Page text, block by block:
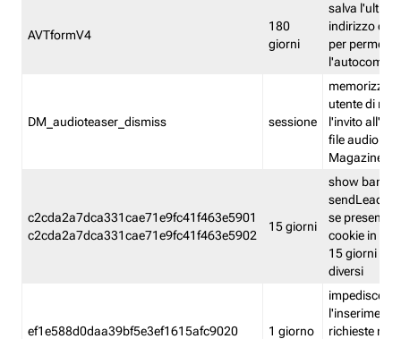
AVTformV4
180
giorni
salva l'ultimo
indirizzo di
per
DM_audioteaser_dismiss sessione
memorizza
utente di
l'invito
file audio del
Magazine
c2cda2a7dca331cae71e9fc41f463e5901
c2cda2a7dca331cae71e9fc41f463e5902
15 giorni
show banner
sendLead
se presenti
cookie in un
15 giorni e
diversi
ef1e588d0daa39bf5e3ef1615afc9020 1 giorno
impedisce
l'inserimento
richieste